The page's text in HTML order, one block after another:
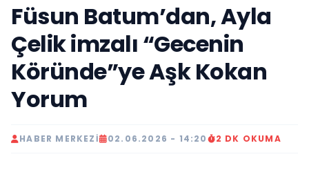
Füsun Batum’dan, Ayla
Çelik imzalı “Gecenin
Köründe”ye Aşk Kokan
Yorum
HABER MERKEZI 02.06.2026 - 14:20 2 DK OKUMA